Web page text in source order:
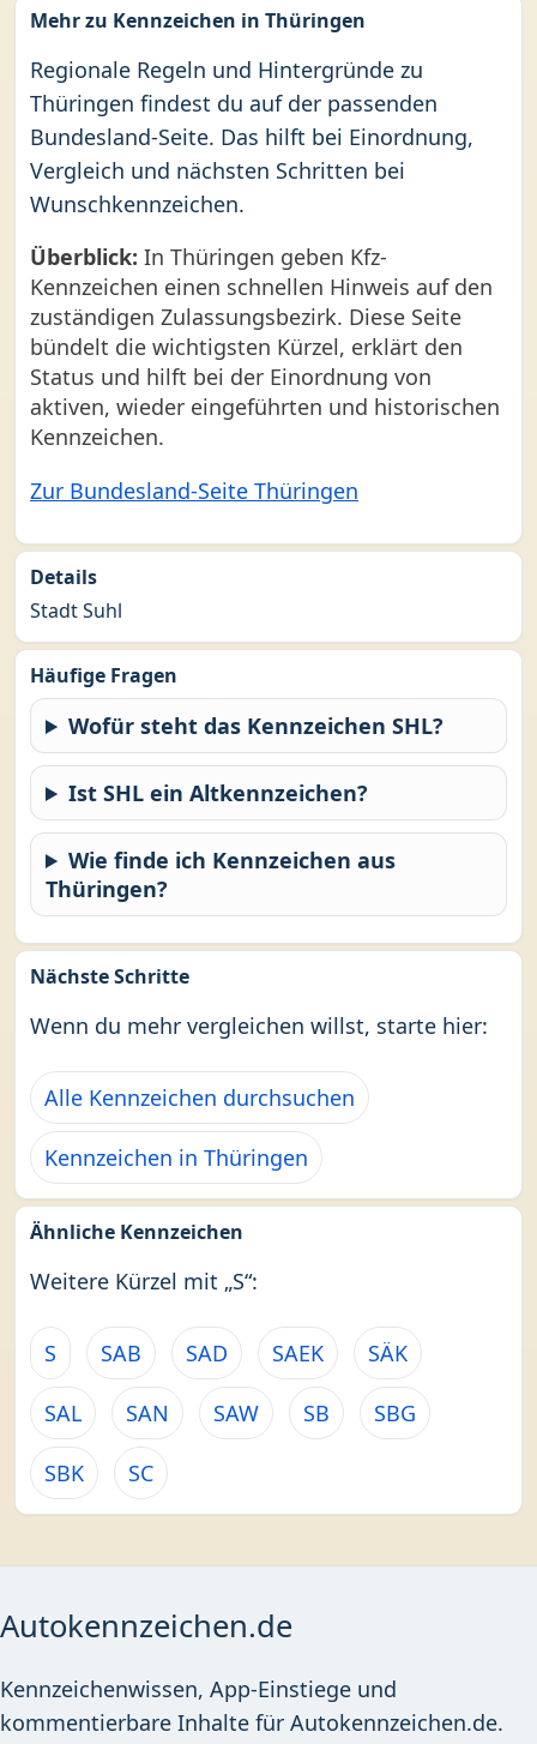
Mehr zu Kennzeichen in Thüringen
Regionale Regeln und Hintergründe zu
Thüringen findest du auf der passenden
Bundesland-Seite. Das hilft bei Einordnung,
Vergleich und nächsten Schritten bei
Wunschkennzeichen.
Überblick: In Thüringen geben Kfz-
Kennzeichen einen schnellen Hinweis auf den
zuständigen Zulassungsbezirk. Diese Seite
bündelt die wichtigsten Kürzel, erklärt den
Status und hilft bei der Einordnung von
aktiven, wieder eingeführten und historischen
Kennzeichen.
Zur Bundesland-Seite Thüringen
Details
Stadt Suhl
Häufige Fragen
Wofür steht das Kennzeichen SHL?
Ist SHL ein Altkennzeichen?
Wie finde ich Kennzeichen aus
Thüringen?
Nächste Schritte
Wenn du mehr vergleichen willst, starte hier:
Alle Kennzeichen durchsuchen
Kennzeichen in Thüringen
Ähnliche Kennzeichen
Weitere Kürzel mit „S“:
S SAB SAD SAEK SÄK
SAL SAN SAW SB SBG
SBK SC
Autokennzeichen.de
Kennzeichenwissen, App-Einstiege und
kommentierbare Inhalte für Autokennzeichen.de.